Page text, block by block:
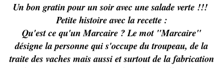
Un bon gratin pour un soir avec une salade verte !!!
Petite histoire avec la recette :
Qu'est ce qu'un Marcaire ? Le mot "Marcaire"
désigne la personne qui s'occupe du troupeau, de la
traite des vaches mais aussi et surtout de la fabrication